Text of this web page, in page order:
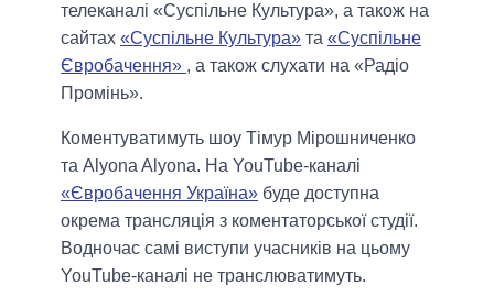
телеканалі «Суспільне Культура», а також на
сайтах «Суспільне Культура» та «Суспільне
Євробачення» , а також слухати на «Радіо
Промінь».
Коментуватимуть шоу Тімур Мірошниченко
та Alyona Alyona. На YouTube-каналі
«Євробачення Україна» буде доступна
окрема трансляція з коментаторської студії.
Водночас самі виступи учасників на цьому
YouTube-каналі не транслюватимуть.